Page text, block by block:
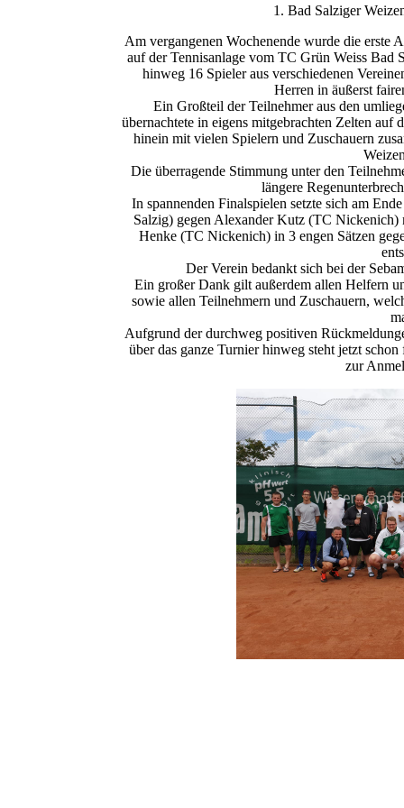
1. Bad Salziger
Am vergangenen Wochenende wurde die erste
auf der Tennisanlage vom TC Grün Weiss Bad
hinweg 16 Spieler aus verschiedenen
Herren in äußerst
Ein Großteil der Teilnehmer aus den
übernachtete in eigens mitgebrachten Zelten
hinein mit vielen Spielern und Zuschauern
Die überragende Stimmung unter den
längere
In spannenden Finalspielen setzte sich am
Salzig) gegen Alexander Kutz (TC
Henke (TC Nickenich) in 3 engen Sätzen
Der Verein bedankt sich bei der
Ein großer Dank gilt außerdem allen Helfern
sowie allen Teilnehmern und Zuschauern,
Aufgrund der durchweg positiven
über das ganze Turnier hinweg steht jetzt
zur